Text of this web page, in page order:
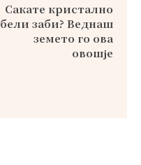
Сакате кристално
бели заби? Веднаш
земето го ова
овошје